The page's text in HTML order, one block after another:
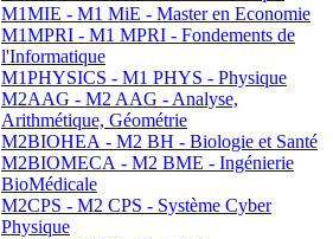
M1MIE - M1 MiE - Master en Economie
M1MPRI - M1 MPRI - Fondements de
l'Informatique
M1PHYSICS - M1 PHYS - Physique
M2AAG - M2 AAG - Analyse,
Arithmétique, Géométrie
M2BIOHEA - M2 BH - Biologie et Santé
M2BIOMECA - M2 BME - Ingénierie
BioMédicale
M2CPS - M2 CPS - Système Cyber
Physique